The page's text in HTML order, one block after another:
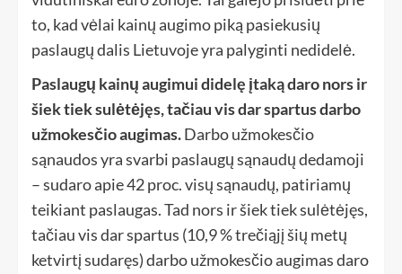
to, kad vėlai kainų augimo piką pasiekusių
paslaugų dalis Lietuvoje yra palyginti nedidelė.
Paslaugų kainų augimui didelę įtaką daro nors ir
šiek tiek sulėtėjęs, tačiau vis dar spartus darbo
užmokesčio augimas.Darbo užmokesčio
sąnaudos yra svarbi paslaugų sąnaudų dedamoji
– sudaro apie 42 proc. visų sąnaudų, patiriamų
teikiant paslaugas. Tad nors ir šiek tiek sulėtėjęs,
tačiau vis dar spartus (10,9 % trečiąjį šių metų
ketvirtį sudaręs) darbo užmokesčio augimas daro